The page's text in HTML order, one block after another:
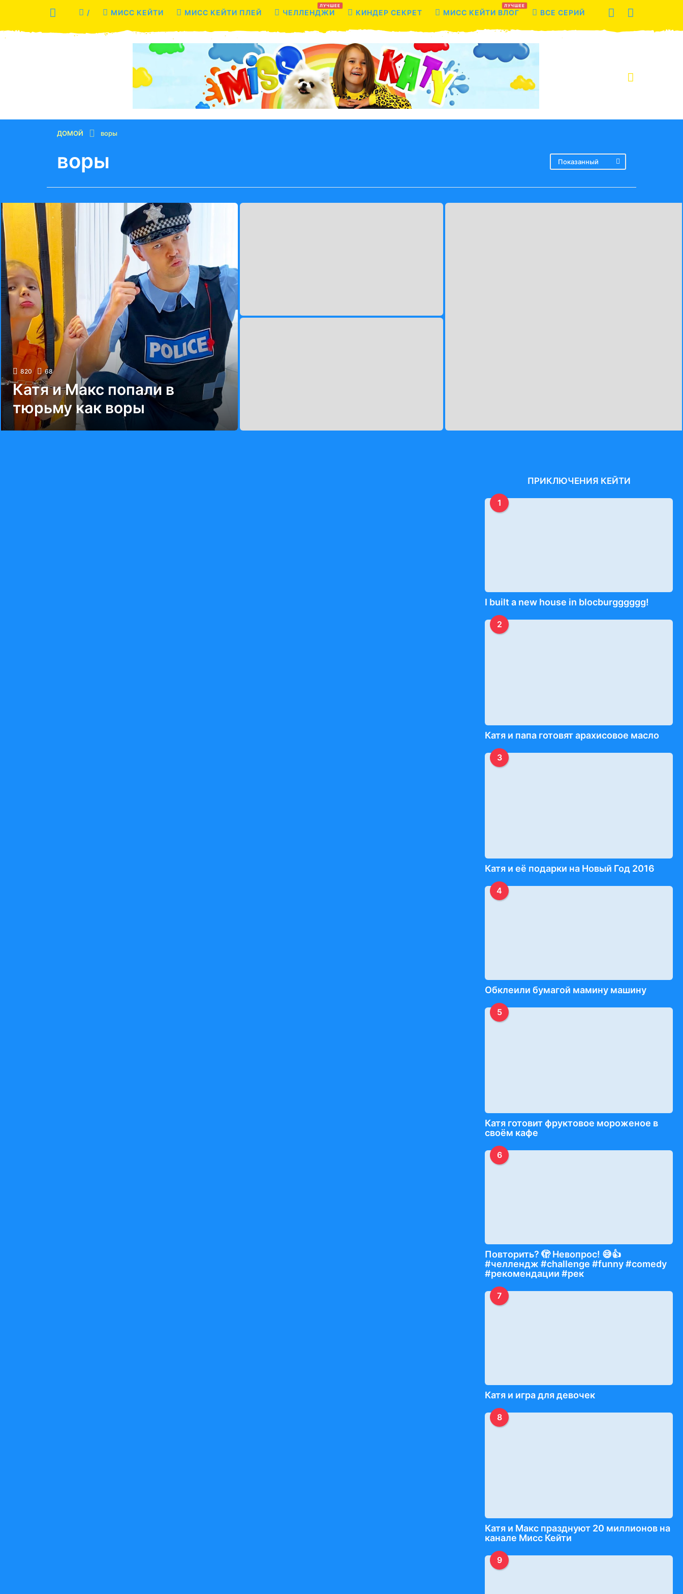
/ МИСС КЕЙТИ МИСС КЕЙТИ ПЛЕЙ ЧЕЛЛЕНДЖИ
ЛУЧШЕЕ
КИНДЕР СЕКРЕТ МИСС КЕЙТИ ВЛОГ
ЛУЧШЕЕ
ВСЕ СЕРИЙ
ДОМОЙ воры
воры Показанный
820 68
Катя и Макс попали в
тюрьму как воры
ПРИКЛЮЧЕНИЯ КЕЙТИ
1
I built a new house in blocburgggggg!
2
Катя и папа готовят арахисовое масло
3
Катя и её подарки на Новый Год 2016
4
Обклеили бумагой мамину машину
5
Катя готовит фруктовое мороженое в
своём кафе
6
Повторить? 🫣 Невопрос! 😅👍
#челлендж #challenge #funny #comedy
#рекомендации #рек
7
Катя и игра для девочек
8
Катя и Макс празднуют 20 миллионов на
канале Мисс Кейти
9